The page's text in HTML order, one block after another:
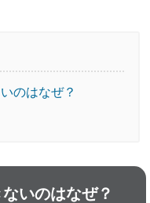
のはなぜ？
いのはなぜ？